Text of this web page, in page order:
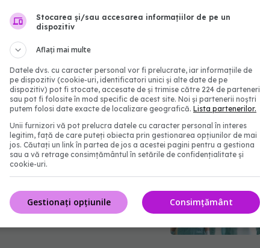
în Uniunea Europeană
7.600 de posturi vacante în
Stocarea și/sau accesarea informațiilor de pe un
dispozitiv
Aflați mai multe
Datele dvs. cu caracter personal vor fi prelucrate, iar informațiile de
pe dispozitiv (cookie-uri, identificatori unici și alte date de pe
dispozitiv) pot fi stocate, accesate de și trimise către 224 de parteneri
sau pot fi folosite în mod specific de acest site. Noi și partenerii noștri
putem folosi date exacte de localizare geografică. Lista partenerilor.
Unii furnizori vă pot prelucra datele cu caracter personal în interes
legitim, față de care puteți obiecta prin gestionarea opțiunilor de mai
jos. Căutați un link în partea de jos a acestei pagini pentru a gestiona
sau a vă retrage consimțământul în setările de confidențialitate și
cookie-uri.
Consimțământ
Gestionați opțiunile